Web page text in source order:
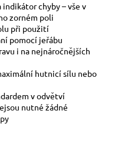
chyby – vše v
zorném poli
při použití
pomocí jeřábu
i na nejnáročnějších
hutnicí sílu nebo
v odvětví
nutné žádné